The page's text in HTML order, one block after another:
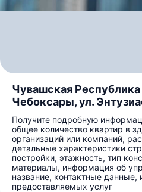
Чувашская Республика
Чебоксары, ул.
Получите подробную
общее количество квартир в
организаций или компаний,
детальные характеристики
постройки, этажность, тип
материалы, информация об
название, контактные данные,
предоставляемых услуг